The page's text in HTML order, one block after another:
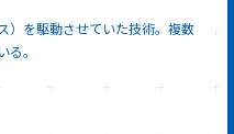
）を駆動させていた技術。複数
。